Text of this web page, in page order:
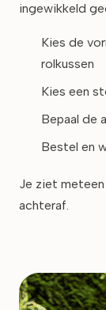
ingewikkeld
Kies de
rolkussen
Kies een
Bepaal de
Bestel en
Je ziet
achteraf.